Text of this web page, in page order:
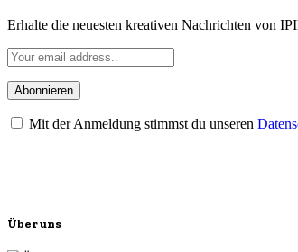
Erhalte die neuesten kreativen Nachrichten von
Mit der Anmeldung stimmst du unseren
Über uns